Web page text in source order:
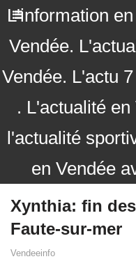
L'information
Vendée.
Vendée. L'actu
. L'actualité
l'actualité
en Vendée
Xynthia: fin
Faute-sur-mer
Vendeeinfo